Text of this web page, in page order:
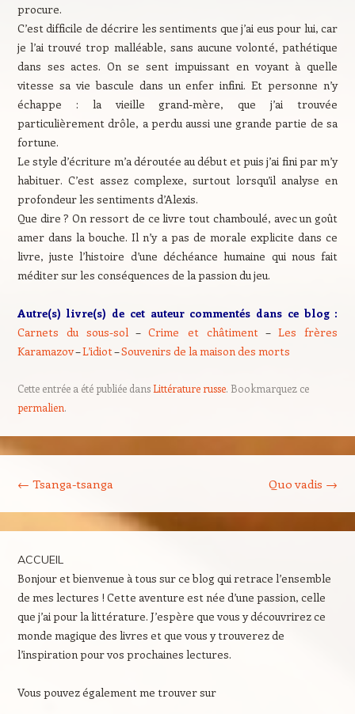
procure.
C’est difficile de décrire les sentiments que j’ai eus pour lui, car
je l’ai trouvé trop malléable, sans aucune volonté, pathétique
dans ses actes. On se sent impuissant en voyant à quelle
vitesse sa vie bascule dans un enfer infini. Et personne n’y
échappe : la vieille grand-mère, que j’ai trouvée
particulièrement drôle, a perdu aussi une grande partie de sa
fortune.
Le style d’écriture m’a déroutée au début et puis j’ai fini par m’y
habituer. C’est assez complexe, surtout lorsqu’il analyse en
profondeur les sentiments d’Alexis.
Que dire ? On ressort de ce livre tout chamboulé, avec un goût
amer dans la bouche. Il n’y a pas de morale explicite dans ce
livre, juste l’histoire d’une déchéance humaine qui nous fait
méditer sur les conséquences de la passion du jeu.
Autre(s) livre(s) de cet auteur commentés dans ce blog :
Carnets du sous-sol –Crime et châtiment –Les frères
Karamazov–L’idiot–Souvenirs de la maison des morts
Cette entrée a été publiée dansLittérature russe. Bookmarquez ce
permalien.
← Tsanga-tsanga Quo vadis →
ACCUEIL
Bonjour et bienvenue à tous sur ce blog qui retrace l’ensemble
de mes lectures ! Cette aventure est née d’une passion, celle
que j’ai pour la littérature. J’espère que vous y découvrirez ce
monde magique des livres et que vous y trouverez de
l’inspiration pour vos prochaines lectures.
Vous pouvez également me trouver sur